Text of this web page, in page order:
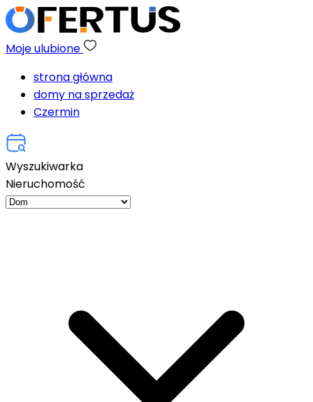
Moje ulubione
strona główna
domy na sprzedaż
Czermin
Wyszukiwarka
Nieruchomość